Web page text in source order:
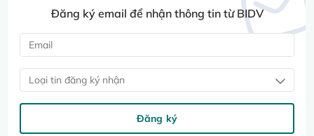
Đăng ký email để nhận thông tin từ BIDV
Loại tin đăng ký nhận
Đăng ký